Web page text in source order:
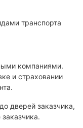
транспорта
компаниями.
и страховании
дверей заказчика,